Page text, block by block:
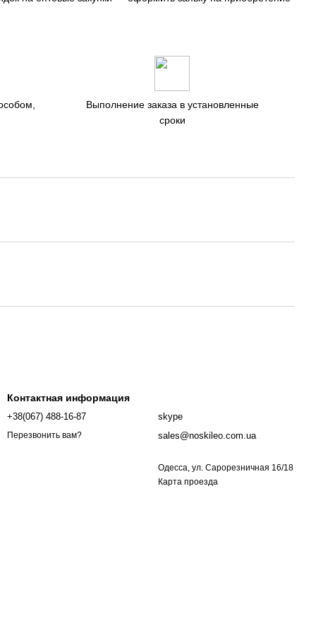
Выполнение заказа в установленные
сроки
Контактная информация
+38(067) 488-16-87
Перезвонить вам?
skype
sales@noskileo.com.ua
Одесса, ул. Сарорезничная 16/18
Карта проезда